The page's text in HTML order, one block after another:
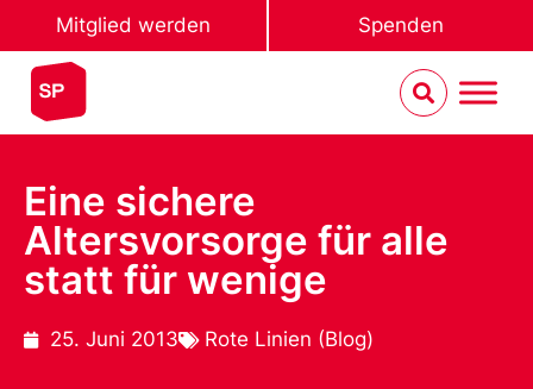
Mitglied werden Spenden
Eine sichere
Altersvorsorge für alle
statt für wenige
25. Juni 2013 Rote Linien (Blog)